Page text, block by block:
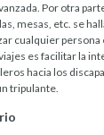
Por otra
mesas, etc. se
cualquier persona
es facilitar la
hacia los
tripulante.